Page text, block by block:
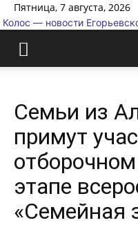
Пятница, 7 августа, 2026
Колос — новости
Семьи из
примут
этапе
«Семейная